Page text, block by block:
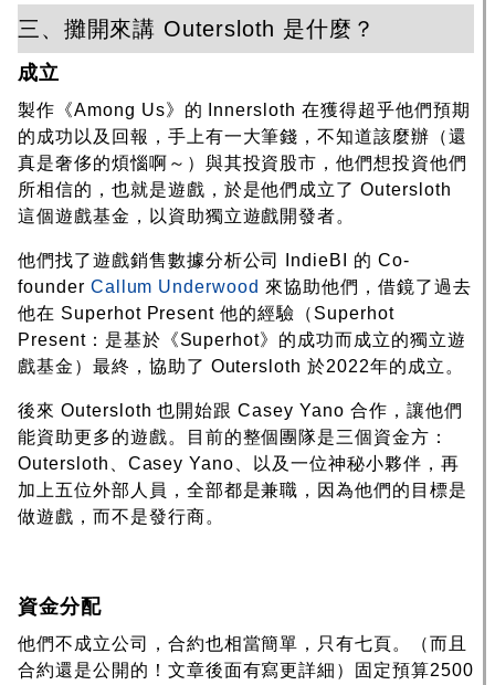
三、攤開來講 Outersloth 是什麼？
成立
製作《Among Us》的 Innersloth 在獲得超乎他們預期
的成功以及回報，手上有一大筆錢，不知道該麼辦（還
真是奢侈的煩惱啊～）與其投資股市，他們想投資他們
所相信的，也就是遊戲，於是他們成立了 Outersloth
這個遊戲基金，以資助獨立遊戲開發者。
他們找了遊戲銷售數據分析公司 IndieBI 的 Co-
founder Callum Underwood 來協助他們，借鏡了過去
他在 Superhot Present 他的經驗（Superhot
Present：是基於《Superhot》的成功而成立的獨立遊
戲基金）最終，協助了 Outersloth 於2022年的成立。
後來 Outersloth 也開始跟 Casey Yano 合作，讓他們
能資助更多的遊戲。目前的整個團隊是三個資金方：
Outersloth、Casey Yano、以及一位神秘小夥伴，再
加上五位外部人員，全部都是兼職，因為他們的目標是
做遊戲，而不是發行商。
資金分配
他們不成立公司，合約也相當簡單，只有七頁。（而且
合約還是公開的！文章後面有寫更詳細）固定預算2500